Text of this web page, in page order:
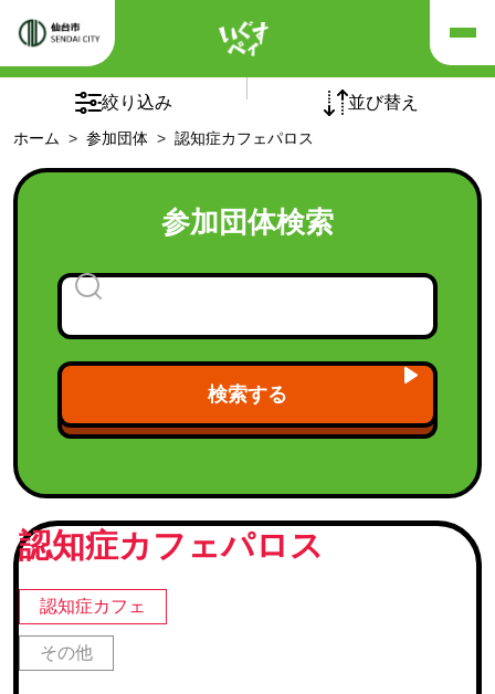
ホーム 参加団体 認知症カフェパロス
参加団体検索
検索する
絞り込み リセット
団体の種別
チームオレンジ(5)
フレイルサポーターチーム
認知症カフェ(94)
老人クラブ(1)
福祉団体(9)
「シニア世代向け健康づくり講座」受講後の活動継
町内会(245)
仙台市河川愛護活動団体・仙台市公園愛護協力会
(22)
並び替え
五十音順
認知症カフェパロス
認知症カフェ
その他